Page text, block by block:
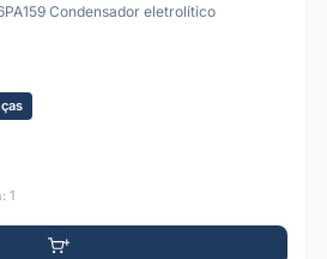
Samwha SD1E108M10016PA159 Condensador eletrolítico
1